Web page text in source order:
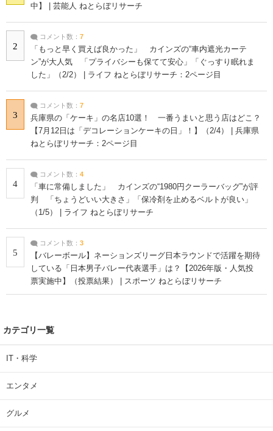
中】 | 芸能人 ねとらぼリサーチ
2
コメント数： 7
「もっと早く買えば良かった」 カインズの“車内遮光カーテ
ン”が大人気 「プライバシーも保てて安心」「ぐっすり眠れま
した」（2/2） | ライフ ねとらぼリサーチ：2ページ目
3
コメント数： 7
兵庫県の「ケーキ」の名店10選！ 一番うまいと思う店はどこ？
【7月12日は「デコレーションケーキの日」！】（2/4） | 兵庫県
ねとらぼリサーチ：2ページ目
4
コメント数： 4
「車に常備しました」 カインズの“1980円クーラーバッグ”が評
判 「ちょうどいい大きさ」「保冷剤を止めるベルトが良い」
（1/5） | ライフ ねとらぼリサーチ
5
コメント数： 3
【バレーボール】ネーションズリーグ日本ラウンドで活躍を期待
している「日本男子バレー代表選手」は？【2026年版・人気投
票実施中】（投票結果） | スポーツ ねとらぼリサーチ
カテゴリ一覧
IT・科学
エンタメ
グルメ